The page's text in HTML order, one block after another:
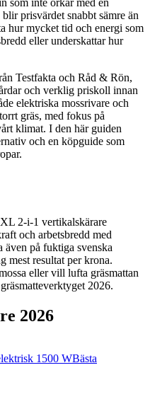
prisvärdet snabbt sämre än
hur mycket tid och energi som
eller underskattar hur
Testfakta och Råd & Rön,
och verklig priskoll innan
elektriska mossrivare och
gräs, med fokus på
klimat. I den här guiden
och en köpguide som
2-i-1 vertikalskärare
och arbetsbredd med
även på fuktiga svenska
mest resultat per krona.
eller vill lufta gräsmattan
2026.
2026
1500 WBästa